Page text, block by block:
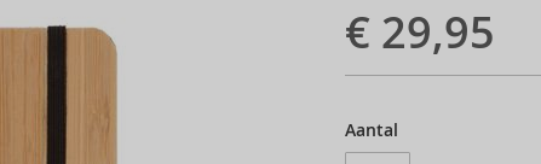
€ 29,95
Aantal